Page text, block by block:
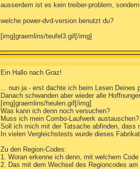
ausserdem ist es kein treiber-problem,
welche power-dvd-version benutzt du?
[img]graemlins/teufel3.gif[/img]
Ein Hallo nach Graz!
... nun ja - erst dachte ich beim Lesen
Danach schwanden aber wieder alle
[img]graemlins/heulen.gif[/img]
Was kann ich denn noch versuchen?
Muss ich mein Combo-Laufwerk austauschen?
Soll ich mich mit der Tatsache abfinden, dass
In vielen Vergleichstests wurde dieses
Zu den Region-Codes:
1. Woran erkenne ich denn, mit welchem
2. Das mit dem Wechsel des Regioncodes